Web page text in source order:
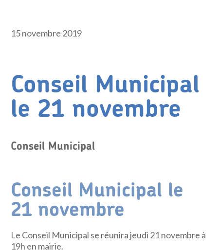
15 novembre 2019
Conseil Municipal
le 21 novembre
Conseil Municipal
Conseil Municipal le
21 novembre
Le Conseil Municipal se réunira jeudi 21 novembre à
19h en mairie.